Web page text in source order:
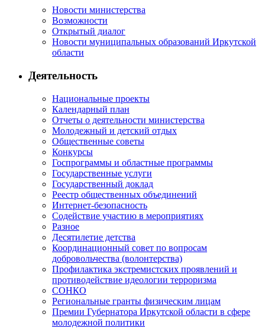
Новости министерства
Возможности
Открытый диалог
Новости муниципальных образований Иркутской
области
Деятельность
Национальные проекты
Календарный план
Отчеты о деятельности министерства
Молодежный и детский отдых
Общественные советы
Конкурсы
Госпрограммы и областные программы
Государственные услуги
Государственный доклад
Реестр общественных объединений
Интернет-безопасность
Содействие участию в мероприятиях
Разное
Десятилетие детства
Координационный совет по вопросам
добровольчества (волонтерства)
Профилактика экстремистских проявлений и
противодействие идеологии терроризма
СОНКО
Региональные гранты физическим лицам
Премии Губернатора Иркутской области в сфере
молодежной политики